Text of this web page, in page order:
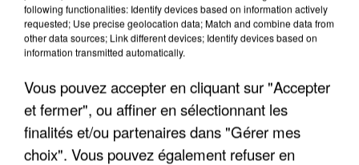
quelques jours plus tôt.
following functionalities: Identify devices based on information actively
requested; Use precise geolocation data; Match and combine data from
other data sources; Link different devices; Identify devices based on
information transmitted automatically.
Vous pouvez accepter en cliquant sur "Accepter
et fermer", ou affiner en sélectionnant les
finalités et/ou partenaires dans "Gérer mes
choix". Vous pouvez également refuser en